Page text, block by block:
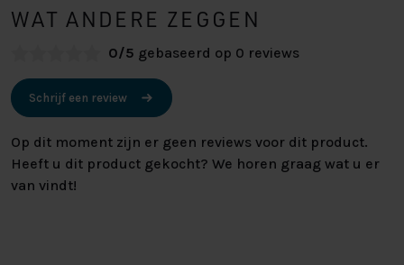
WAT ANDERE ZEGGEN
0/5 gebaseerd op 0 reviews
Schrijf een review
Op dit moment zijn er geen reviews voor dit product.
Heeft u dit product gekocht? We horen graag wat u er
van vindt!